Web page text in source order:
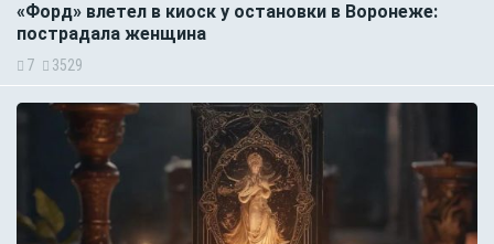
«Форд» влетел в киоск у остановки в Воронеже:
пострадала женщина
7 3529